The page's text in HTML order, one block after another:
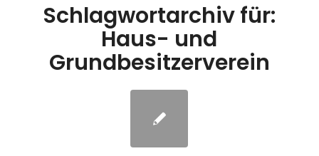
Schlagwortarchiv für:
Haus- und
Grundbesitzerverein